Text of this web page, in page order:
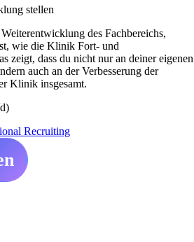
stellen
des Fachbereichs,
wie die Klinik Fort- und
zeigt, dass du nicht nur an deiner eigenen
auch an der Verbesserung der
Klinik insgesamt.
Recruiting